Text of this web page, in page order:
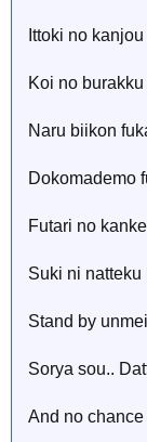
Ittoki no
Koi no
Naru biikon
Dokomademo
Futari no
Suki ni
Stand by
Sorya sou..
And no